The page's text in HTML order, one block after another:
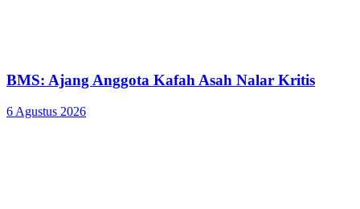
BMS: Ajang Anggota Kafah Asah Nalar Kritis
6 Agustus 2026